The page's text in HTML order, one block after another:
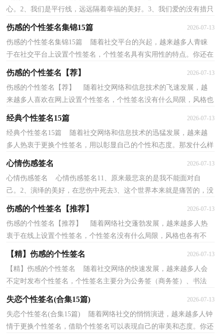
心。2、我们是平行线，远远隔着幸福的美好。3、我们爱的没有措只
伤感的个性签名集锦15篇 2026-07-13
伤感的个性签名集锦15篇 随着社交平台的兴起，越来越多人青睐
于在社交平台上设置个性签名，个性签名具有实用性的特点。你还在
伤感的个性签名【荐】 2026-07-13
伤感的个性签名【荐】 随着社交网络和信息技术的飞速发展，越
来越多人喜欢在网上设置个性签名，个性签名没有什么局限，风格也
经典个性签名15篇 2026-07-13
经典个性签名15篇 随着社交网络和信息技术的迅猛发展，越来越
多人热衷于更换个性签名，用以彰显自己的个性和态度。那发什么样
心情伤感签名 2026-07-13
心情伤感签名 心情伤感签名11、原来最悲哀的是我不能面对自
己。2、演绎的美好，在悲伤中死去3、这个世界本来就是痛苦的，没
伤感的个性签名【推荐】 2026-07-13
伤感的个性签名【推荐】 随着网络社交蓬勃发展，越来越多人热
衷于在线上设置个性签名，个性签名没有什么局限，风格也各有不
【精】伤感的个性签名 2026-07-13
【精】伤感的个性签名 随着社交网络的快速发展，越来越多人会
不定时发布个性签名，个性签名主要分为公务签（商务签）、书法
失恋个性签名(合集15篇) 2026-07-13
失恋个性签名(合集15篇) 随着网络社交的悄悄演进，越来越多人钟
情于更换个性签名，借助个性签名可以表现自己的审美和态度。你还